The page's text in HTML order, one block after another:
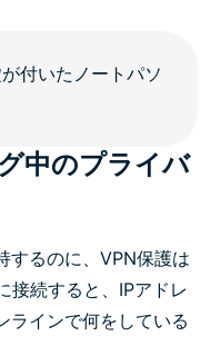
中のプライバ
するのに、VPN保護は
接続すると、IPアドレ
ラインで何をしている